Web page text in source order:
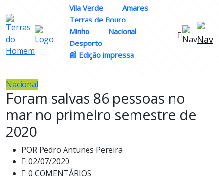
Vila Verde
Amares
Terras de Bouro
Minho
Nacional
Desporto
📰 Edição impressa
Nacional
Foram salvas 86 pessoas no
mar no primeiro semestre de
2020
POR Pedro Antunes Pereira
02/07/2020
0 COMENTÁRIOS